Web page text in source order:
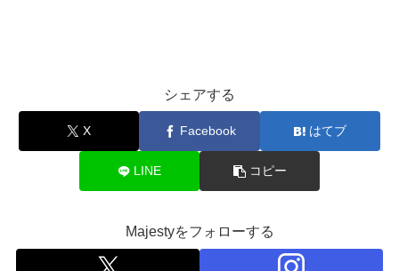
シェアする
X Facebook はてブ
LINE コピー
Majestyをフォローする